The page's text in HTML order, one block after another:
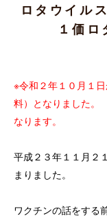
ロタウイル
１価ロ
※令和２年１０月１
料）となりました。
なります。
平成２３年１１月２
まりました。
ワクチンの話をする